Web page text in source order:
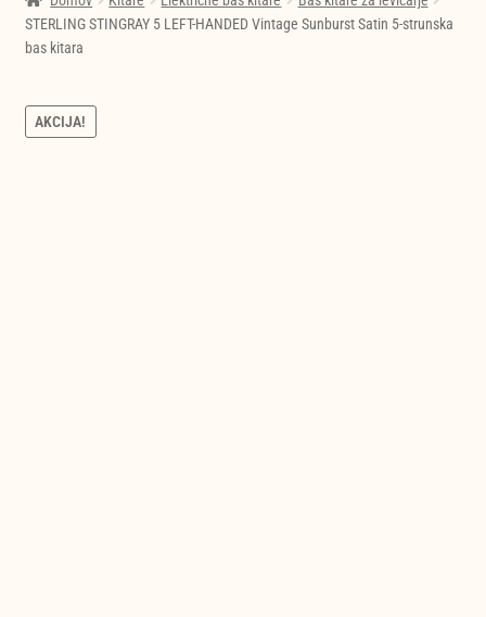
STERLING STINGRAY 5 LEFT-HANDED Vintage Sunburst Satin 5-strunska
bas kitara
AKCIJA!